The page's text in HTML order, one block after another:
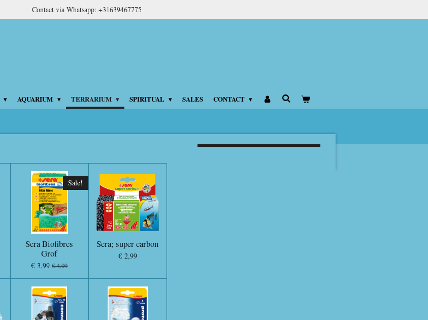
Contact via Whatsapp: +31639467775
AQUARIUM TERRARIUM SPIRITUAL SALES CONTACT
Sale!
Sera Biofibres
Grof
€ 3,99 € 4,09
Sera; super carbon
€ 2,99